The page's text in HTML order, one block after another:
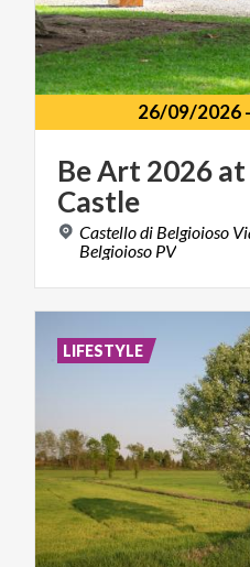
26/09/2026-
BeArt2026at
Castle
Castello di Belgioioso
Belgioioso PV
LIFESTYLE